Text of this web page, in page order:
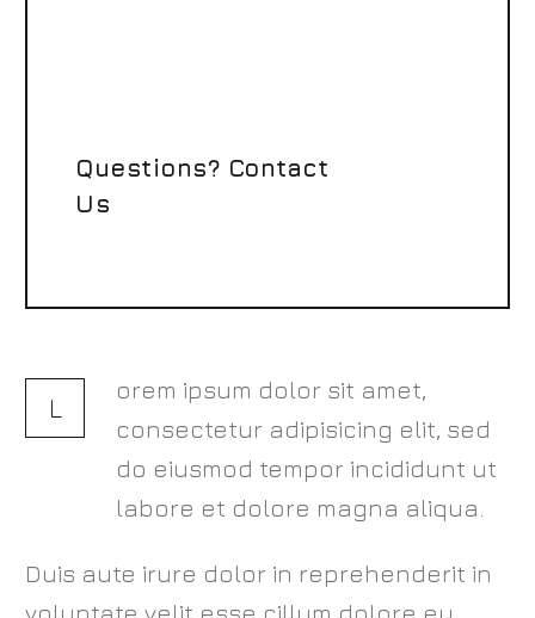
Questions? Contact
Us
L
orem ipsum dolor sit amet,
consectetur adipisicing elit, sed
do eiusmod tempor incididunt ut
labore et dolore magna aliqua.
Duis aute irure dolor in reprehenderit in
voluptate velit esse cillum dolore eu